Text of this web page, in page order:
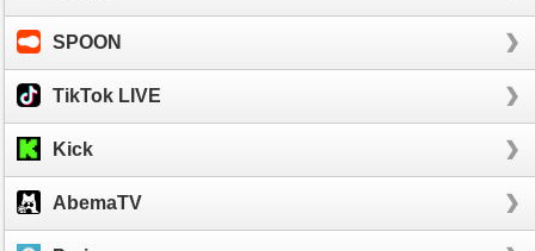
SPOON
TikTok LIVE
Kick
AbemaTV